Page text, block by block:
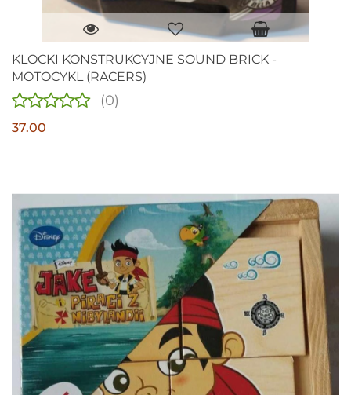
KLOCKI KONSTRUKCYJNE SOUND BRICK -
MOTOCYKL (RACERS)
(0)
37.00